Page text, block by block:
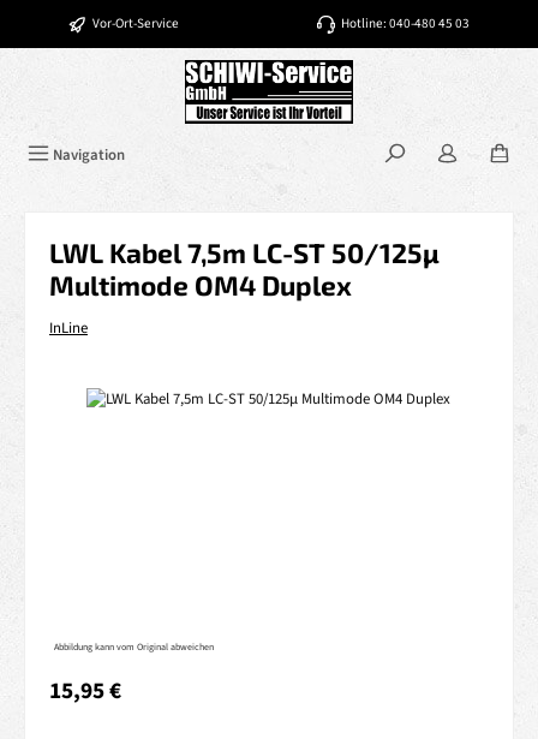
Zum Hauptinhalt springen
Vor-Ort-Service Hotline: 040-480 45 03
Navigation
LWL Kabel 7,5m LC-ST 50/125µ
Multimode OM4 Duplex
InLine
Bildergalerie überspringen
Abbildung kann vom Original abweichen
Regulärer Preis:
15,95 €